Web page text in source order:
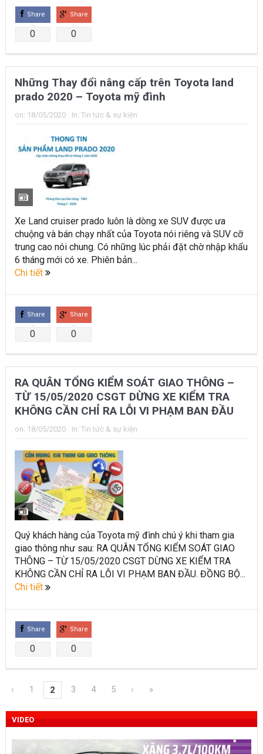
Share
0
Share
0
Những Thay đổi nâng cấp trên Toyota land
prado 2020 – Toyota mỹ đình
on: 18/05/2020 In: Tin tức & sự kiện
Xe Land cruiser prado luôn là dòng xe SUV được ưa
chuộng và bán chạy nhất của Toyota nói riêng và SUV cỡ
trung cao nói chung. Có những lúc phải đặt chờ nhập khẩu
6 tháng mới có xe. Phiên bản...
Chi tiết
Share
0
Share
0
RA QUÂN TỔNG KIỂM SOÁT GIAO THÔNG –
TỪ 15/05/2020 CSGT DỪNG XE KIỂM TRA
KHÔNG CẦN CHỈ RA LỖI VI PHẠM BAN ĐẦU
on: 18/05/2020 In: Tin tức & sự kiện
Quý khách hàng của Toyota mỹ đình chú ý khi tham gia
giao thông như sau: RA QUÂN TỔNG KIỂM SOÁT GIAO
THÔNG – TỪ 15/05/2020 CSGT DỪNG XE KIỂM TRA
KHÔNG CẦN CHỈ RA LỖI VI PHẠM BAN ĐẦU. ĐỒNG BỘ...
Chi tiết
Share
0
Share
0
‹ 1 2 3 4 5 › »
VIDEO